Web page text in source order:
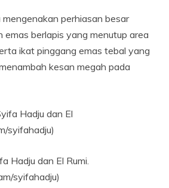
perhiasan besar
emas berlapis yang menutup area
ikat pinggang emas tebal yang
kesan megah pada
Hadju dan El Rumi.
syifahadju)